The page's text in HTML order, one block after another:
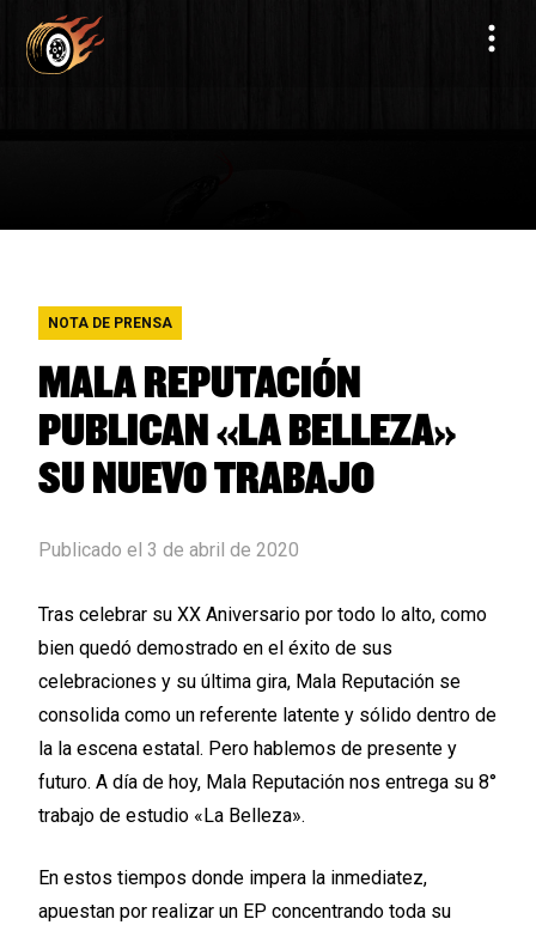
NOTA DE PRENSA
MALA REPUTACIÓN
PUBLICAN «LA BELLEZA»
SU NUEVO TRABAJO
Publicado el 3 de abril de 2020
Tras celebrar su XX Aniversario por todo lo alto, como
bien quedó demostrado en el éxito de sus
celebraciones y su última gira, Mala Reputación se
consolida como un referente latente y sólido dentro de
la la escena estatal. Pero hablemos de presente y
futuro. A día de hoy, Mala Reputación nos entrega su 8°
trabajo de estudio «La Belleza».
En estos tiempos donde impera la inmediatez,
apuestan por realizar un EP concentrando toda su